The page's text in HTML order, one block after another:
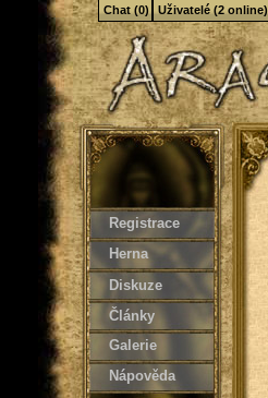
Registrace
Herna
Diskuze
Články
Galerie
Nápověda
Chat (0) Uživatelé (2 online)